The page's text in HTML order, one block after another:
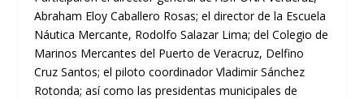
Abraham Eloy Caballero Rosas; el director de la Escuela
Náutica Mercante, Rodolfo Salazar Lima; del Colegio de
Marinos Mercantes del Puerto de Veracruz, Delfino
Cruz Santos; el piloto coordinador Vladimir Sánchez
Rotonda; así como las presidentas municipales de